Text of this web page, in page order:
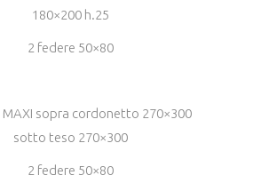
180×200 h.25
2 federe 50×80
MAXI sopra cordonetto 270×300
sotto teso 270×300
2 federe 50×80